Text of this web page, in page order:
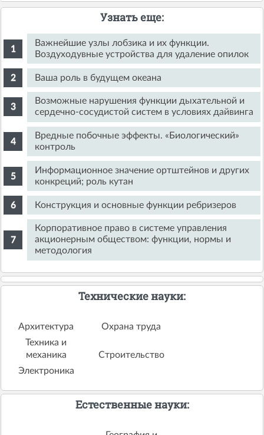
Узнать еще:
Важнейшие узлы лобзика и их функции.
Воздуходувные устройства для удаление опилок
Ваша роль в будущем океана
Возможные нарушения функции дыхательной и
сердечно-сосудистой систем в условиях дайвинга
Вредные побочные эффекты. «Биологический»
контроль
Информационное значение ортштейнов и других
конкреций; роль кутан
Конструкция и основные функции ребризеров
Корпоративное право в системе управления
акционерным обществом: функции, нормы и
методология
Технические науки:
Архитектура
Охрана труда
Техника и
механика
Строительство
Электроника
Естественные науки: